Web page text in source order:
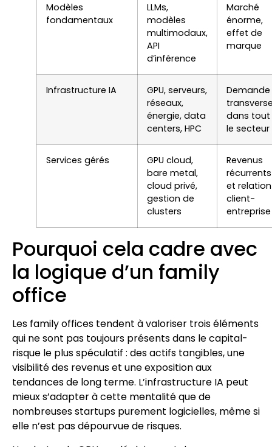
Modèles
fondamentaux
LLMs,
modèles
multimodaux,
API
d’inférence
Marché
énorme,
effet de
marque
Infrastructure IA
GPU, serveurs,
réseaux,
énergie, data
centers, HPC
Demande
dans tout
le secteur
Services gérés
GPU cloud,
bare metal,
cloud privé,
gestion de
clusters
Revenus
récurrents
et relation
client-
entreprise
Pourquoi cela cadre avec
la logique d’un family
office
Les family offices tendent à valoriser trois éléments
qui ne sont pas toujours présents dans le capital-
risque le plus spéculatif : des actifs tangibles, une
visibilité des revenus et une exposition aux
tendances de long terme. L’infrastructure IA peut
mieux s’adapter à cette mentalité que de
nombreuses startups purement logicielles, même si
elle n’est pas dépourvue de risques.